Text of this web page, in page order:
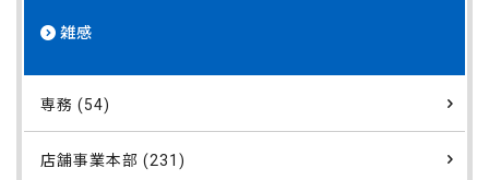
雑感
専務 (54)
店舗事業本部 (231)